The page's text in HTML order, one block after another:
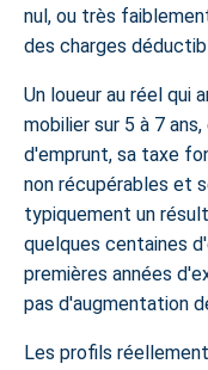
nul, ou très
des charges
Un loueur au réel qui
mobilier sur 5 à 7
d'emprunt, sa taxe
non récupérables et
typiquement un
quelques centaines
premières années
pas d'augmentation
Les profils